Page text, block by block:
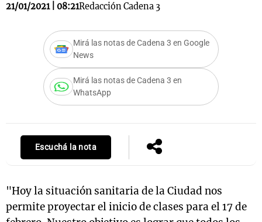
21/01/2021 | 08:21Redacción Cadena 3
Mirá las notas de Cadena 3 en Google
News
Mirá las notas de Cadena 3 en
WhatsApp
Escuchá la nota
"Hoy la situación sanitaria de la Ciudad nos
permite proyectar el inicio de clases para el 17 de